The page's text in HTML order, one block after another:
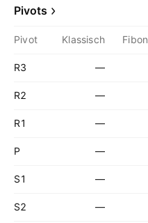
Pivots
Pivot Klassisch
R3 —
R2 —
R1 —
P —
S1 —
S2 —